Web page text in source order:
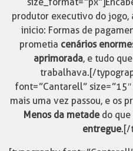
produtor executivo do jogo,
inicio: Formas de
prometia cenários
aprimorada, e tudo
trabalhava.[/
font=”Cantarell”
mais uma vez passou, e os
Menos da metadedo que
entregue.[/